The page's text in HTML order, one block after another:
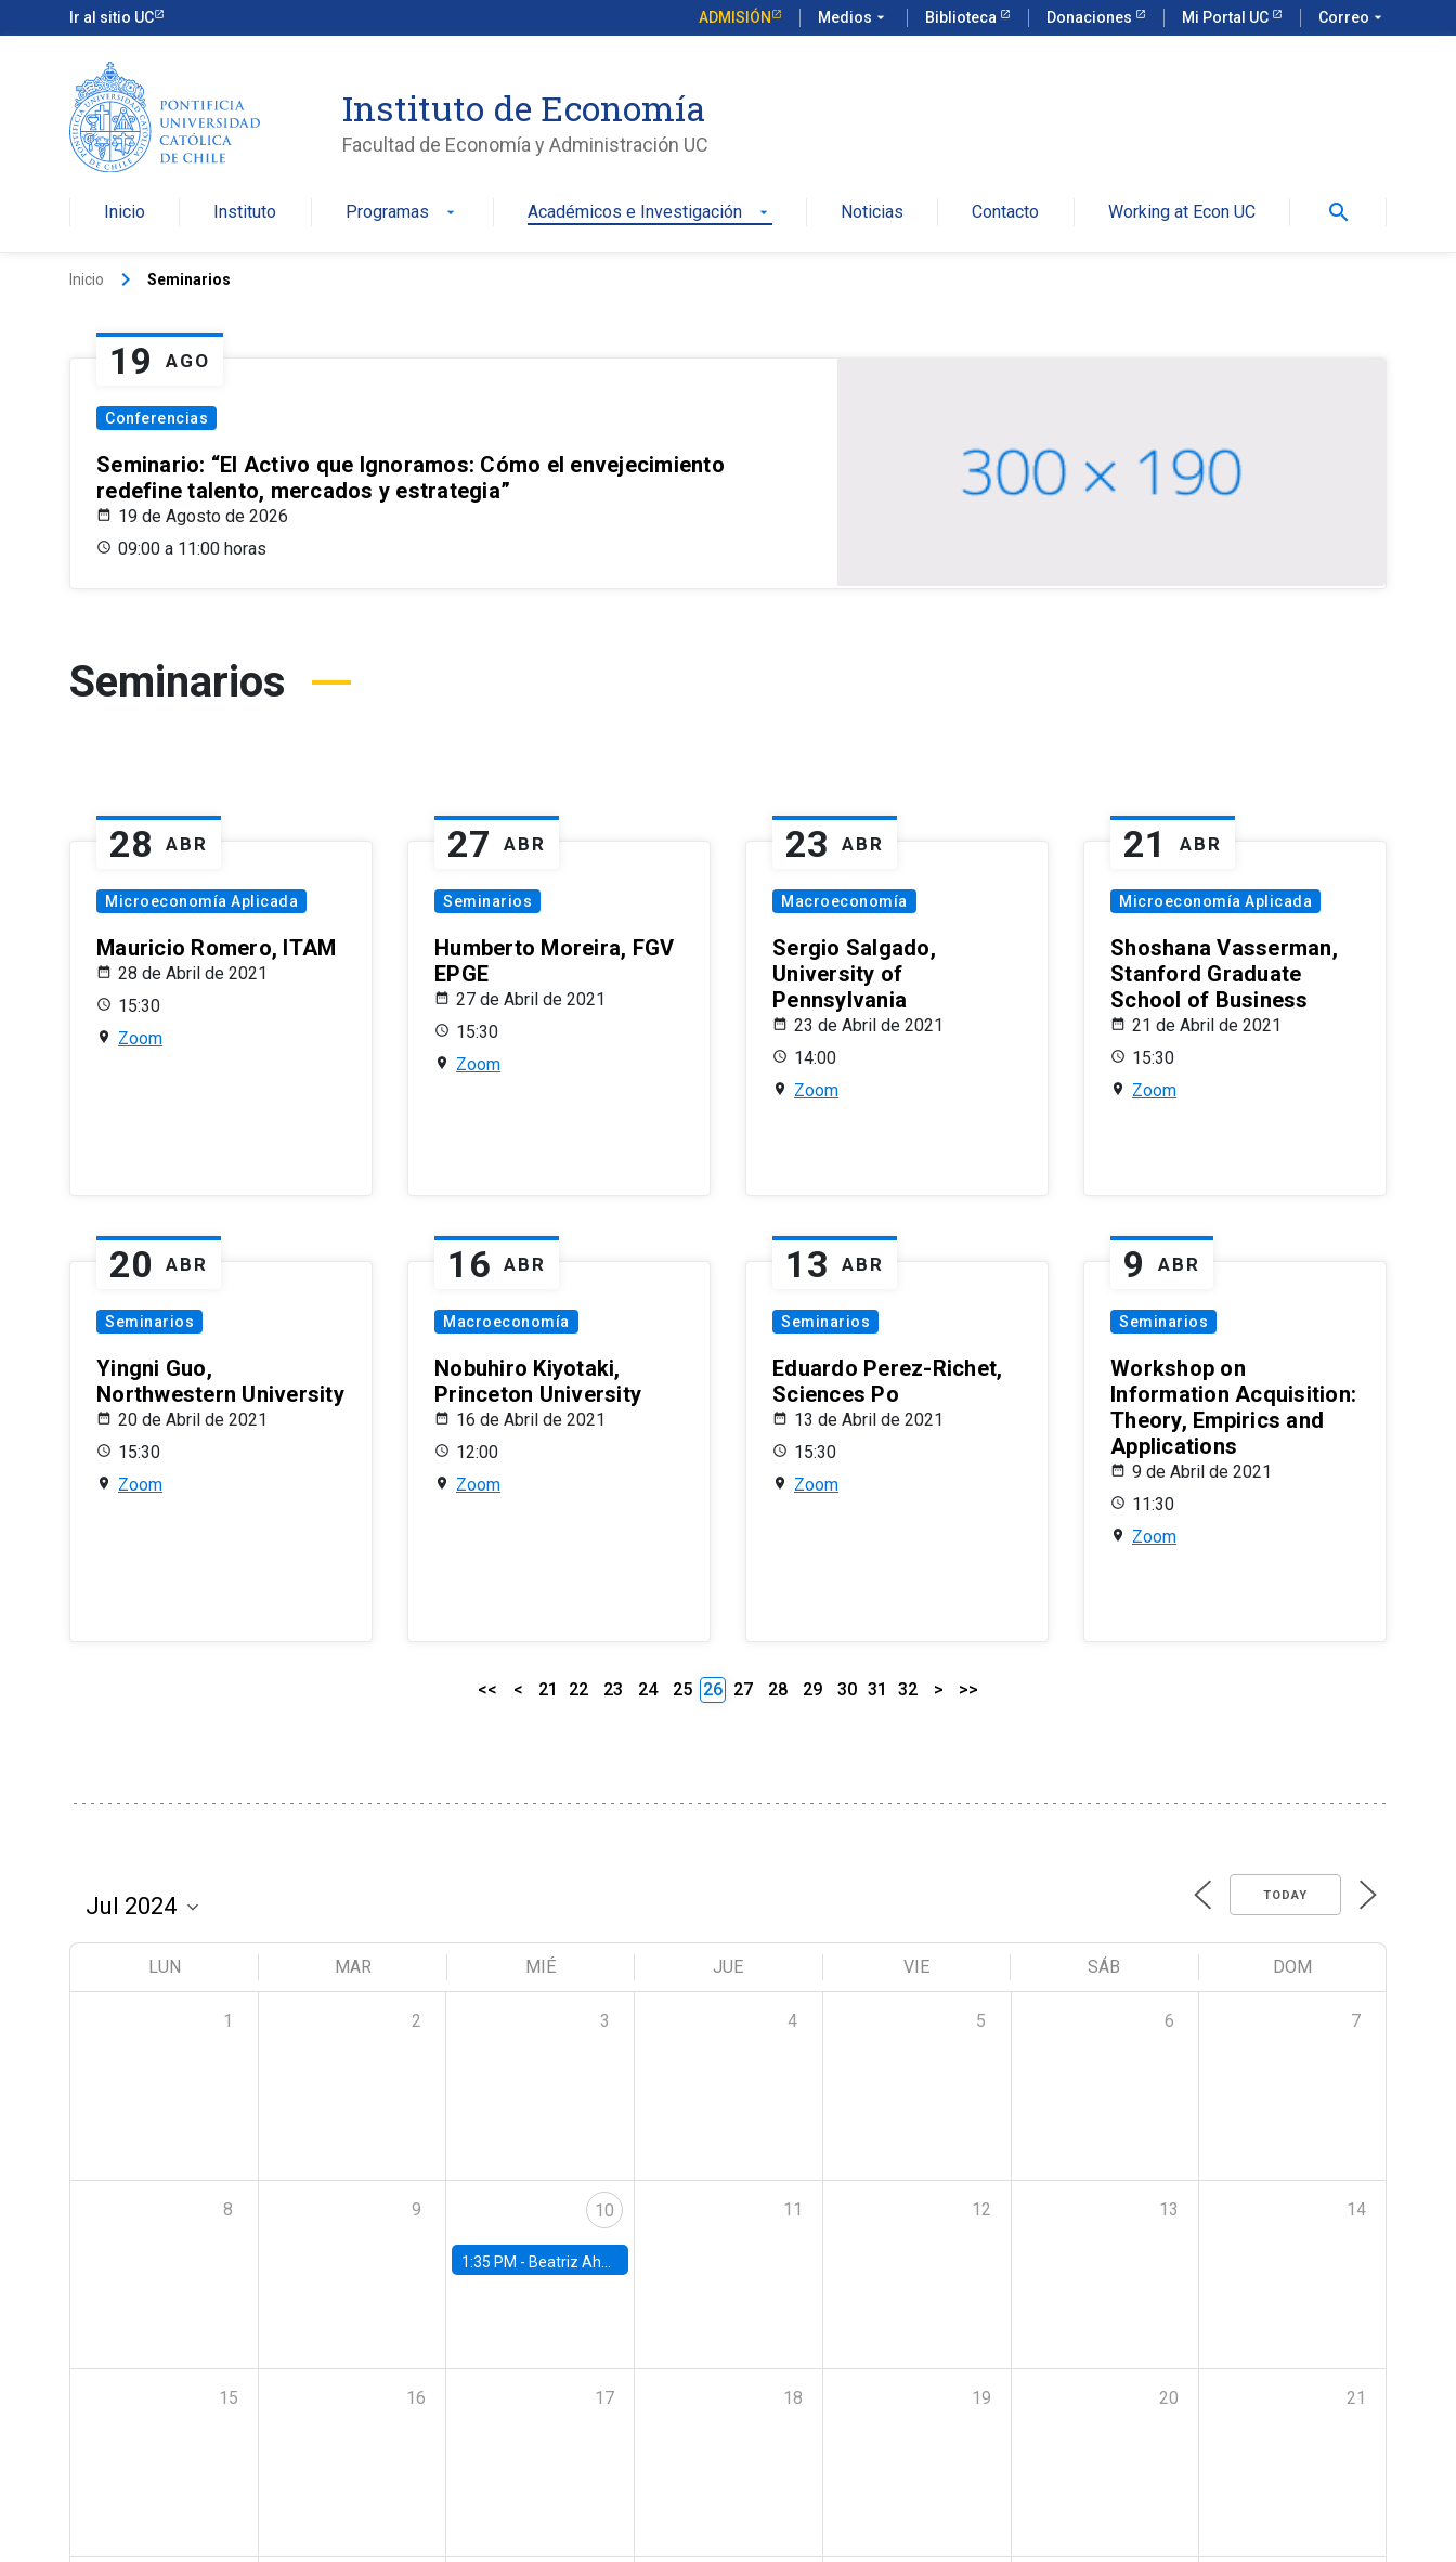
Ir al sitio UC ADMISIÓN Medios arrow_drop_down Biblioteca Donaciones Mi Portal UC Correo arrow_drop_down
Instituto de Economía
Facultad de Economía y Administración UC
Inicio Instituto Programas arrow_drop_down Académicos e Investigación arrow_drop_down Noticias Contacto Working at Econ UC search
Inicio keyboard_arrow_right Seminarios
19 AGO
Conferencias
Seminario: “El Activo que Ignoramos: Cómo el envejecimiento
redefine talento, mercados y estrategia”
19 de Agosto de 2026
09:00 a 11:00 horas
Seminarios
28 ABR
Microeconomía Aplicada
Mauricio Romero, ITAM
28 de Abril de 2021
15:30
Zoom
27 ABR
Seminarios
Humberto Moreira, FGV
EPGE
27 de Abril de 2021
15:30
Zoom
23 ABR
Macroeconomía
Sergio Salgado,
University of
Pennsylvania
23 de Abril de 2021
14:00
Zoom
21 ABR
Microeconomía Aplicada
Shoshana Vasserman,
Stanford Graduate
School of Business
21 de Abril de 2021
15:30
Zoom
20 ABR
Seminarios
Yingni Guo,
Northwestern University
20 de Abril de 2021
15:30
Zoom
16 ABR
Macroeconomía
Nobuhiro Kiyotaki,
Princeton University
16 de Abril de 2021
12:00
Zoom
13 ABR
Seminarios
Eduardo Perez-Richet,
Sciences Po
13 de Abril de 2021
15:30
Zoom
9 ABR
Seminarios
Workshop on
Information Acquisition:
Theory, Empirics and
Applications
9 de Abril de 2021
11:30
Zoom
<< < 21 22 23 24 25 26 27 28 29 30 31 32 > >>
TODAY
LUN MAR MIÉ JUE VIE SÁB DOM
1 2 3 4 5 6 7
8 9 10
1:35 PM - Beatriz Ahumada, PhD candidate, Universidad de Pittsburgh
11 12 13 14
15 16 17 18 19 20 21